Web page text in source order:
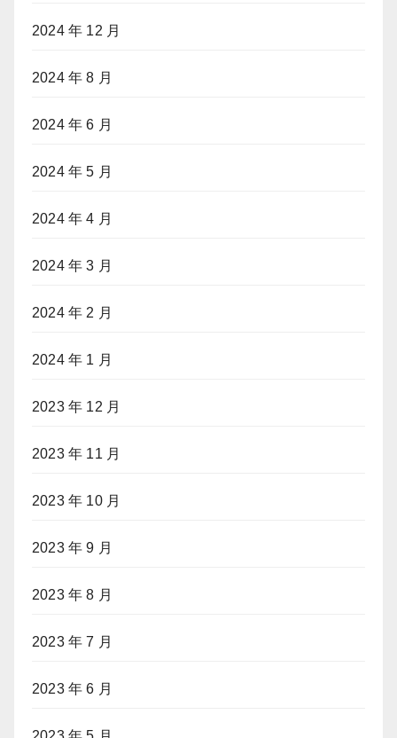
2024 年 12 月
2024 年 8 月
2024 年 6 月
2024 年 5 月
2024 年 4 月
2024 年 3 月
2024 年 2 月
2024 年 1 月
2023 年 12 月
2023 年 11 月
2023 年 10 月
2023 年 9 月
2023 年 8 月
2023 年 7 月
2023 年 6 月